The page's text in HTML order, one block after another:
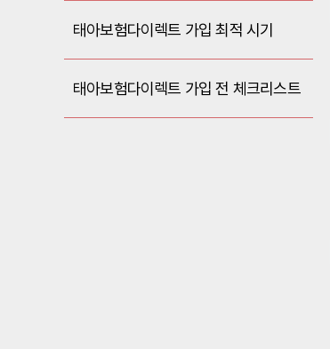
태아보험다이렉트 가입 최적 시기
태아보험다이렉트 가입 전 체크리스트